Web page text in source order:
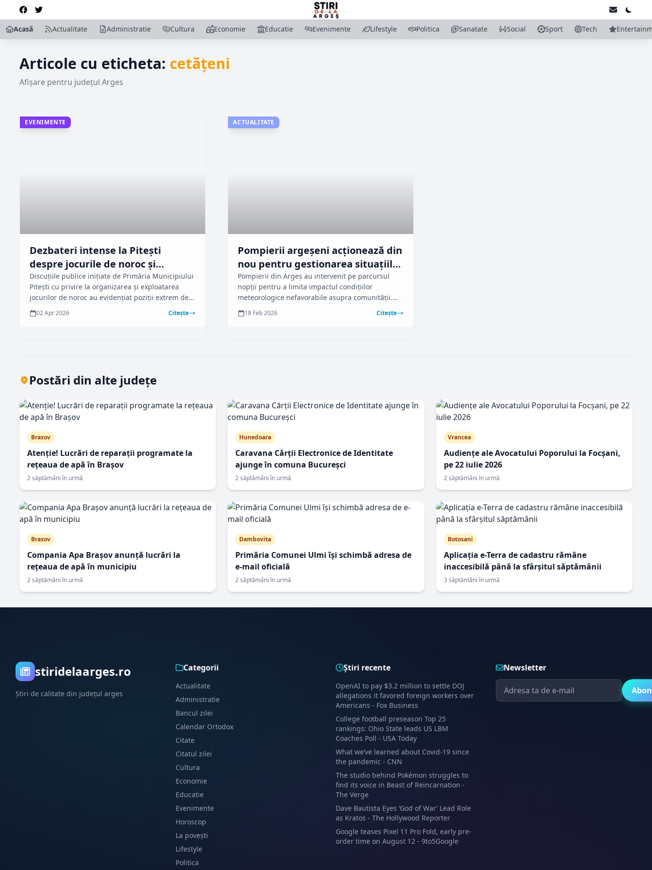
Acasă Actualitate Administratie Cultura Economie Educatie Evenimente Lifestyle Politica Sanatate Social Sport Tech
Articole cu eticheta: cetățeni
Afișare pentru județul Arges
EVENIMENTE
Dezbateri intense la Pitești
despre jocurile de noroc și
impactul acestora
Discuțiile publice inițiate de Primăria Municipiului
Pitești cu privire la organizarea și exploatarea
jocurilor de noroc au evidențiat poziții extrem de
diferite între reprezentanții industriei, aleșii locali
și cetățeni. Conform ziarulargesul.ro, dezbaterea a
02 Apr 2026 Citește
ACTUALITATE
Pompierii argeșeni acționează din
nou pentru gestionarea situațiilor
dificile
Pompierii din Argeș au intervenit pe parcursul
nopții pentru a limita impactul condițiilor
meteorologice nefavorabile asupra comunității.
Autoritățile județene, conform ziarulargesul.ro,
monitorizează constant situația și coordonează
18 Feb 2026 Citește
Postări din alte județe
Brasov
Atenție! Lucrări de reparații programate la
rețeaua de apă în Brașov
2 săptămâni în urmă
Hunedoara
Caravana Cărții Electronice de Identitate
ajunge în comuna Bucureșci
2 săptămâni în urmă
Vrancea
Audiențe ale Avocatului Poporului la Focșani,
pe 22 iulie 2026
2 săptămâni în urmă
Brasov
Compania Apa Brașov anunță lucrări la
rețeaua de apă în municipiu
2 săptămâni în urmă
Dambovita
Primăria Comunei Ulmi își schimbă adresa de
e-mail oficială
2 săptămâni în urmă
Botosani
Aplicația e-Terra de cadastru rămâne
inaccesibilă până la sfârșitul săptămânii
3 săptămâni în urmă
stiridelaarges.ro
Știri de calitate din județul arges
Categorii
Actualitate
Administratie
Bancul zilei
Calendar Ortodox
Citate
Citatul zilei
Cultura
Economie
Educatie
Evenimente
Horoscop
La povești
Lifestyle
Politica
Știri recente
OpenAI to pay $3.2 million to settle DOJ
allegations it favored foreign workers over
Americans - Fox Business
College football preseason Top 25
rankings: Ohio State leads US LBM
Coaches Poll - USA Today
What we’ve learned about Covid-19 since
the pandemic - CNN
The studio behind Pokémon struggles to
find its voice in Beast of Reincarnation -
The Verge
Dave Bautista Eyes ‘God of War’ Lead Role
as Kratos - The Hollywood Reporter
Google teases Pixel 11 Pro Fold, early pre-
order time on August 12 - 9to5Google
Newsletter